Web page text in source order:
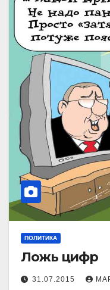
ПОЛИТИКА
Ложь цифр
31.07.2015